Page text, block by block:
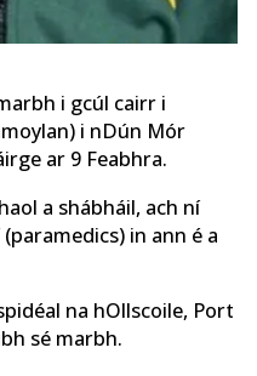
i gcúl cairr i
i nDún Mór
ar 9 Feabhra.
a shábháil, ach ní
in ann é a
na hOllscoile, Port
sé marbh.